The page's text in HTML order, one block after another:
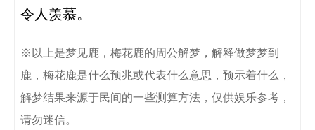
令人羡慕。
※以上是梦见鹿，梅花鹿的周公解梦，解释做梦梦到
鹿，梅花鹿是什么预兆或代表什么意思，预示着什么，
解梦结果来源于民间的一些测算方法，仅供娱乐参考，
请勿迷信。